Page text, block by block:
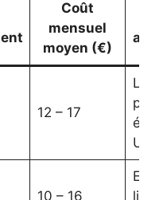
Coût
mensuel
moyen (€)
12 – 17
UHD
10 – 16